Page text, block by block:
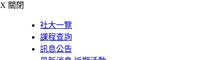
X 關閉
社大一覽
課程查詢
訊息公告